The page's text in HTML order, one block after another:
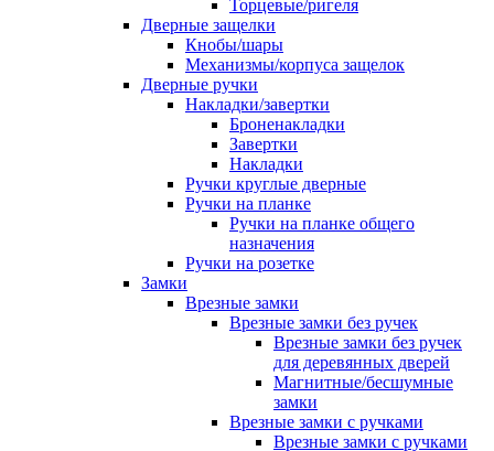
Торцевые/ригеля
Дверные защелки
Кнобы/шары
Механизмы/корпуса защелок
Дверные ручки
Накладки/завертки
Броненакладки
Завертки
Накладки
Ручки круглые дверные
Ручки на планке
Ручки на планке общего
назначения
Ручки на розетке
Замки
Врезные замки
Врезные замки без ручек
Врезные замки без ручек
для деревянных дверей
Магнитные/бесшумные
замки
Врезные замки с ручками
Врезные замки с ручками